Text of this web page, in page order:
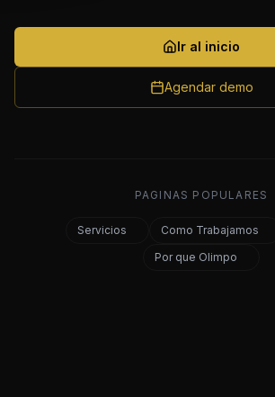
Ir al inicio
Agendar demo
PAGINAS POPULARES
Servicios Como Trabajamos
Por que Olimpo